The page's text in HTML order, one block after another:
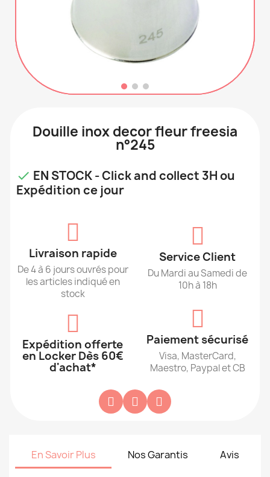
Douille inox decor fleur freesia
n°245
 EN STOCK - Click and collect 3H ou
Expédition ce jour
Livraison rapide
De 4 à 6 jours ouvrés pour
les articles indiqué en
stock
Expédition offerte
en Locker Dès 60€
d'achat*
Service Client
Du Mardi au Samedi de
10h à 18h
Paiement sécurisé
Visa, MasterCard,
Maestro, Paypal et CB
En Savoir Plus Nos Garantis Avis